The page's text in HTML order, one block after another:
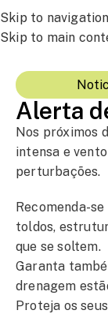
Skip to navigation
Skip to main
Alerta
Nos próximos
intensa e
perturbações.
Recomenda-
toldos,
que se soltem.
Garanta
drenagem
Proteja os